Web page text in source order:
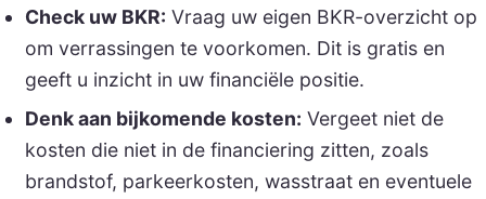
Check uw BKR: Vraag uw eigen BKR-overzicht op
om verrassingen te voorkomen. Dit is gratis en
geeft u inzicht in uw financiële positie.
Denk aan bijkomende kosten: Vergeet niet de
kosten die niet in de financiering zitten, zoals
brandstof, parkeerkosten, wasstraat en eventuele